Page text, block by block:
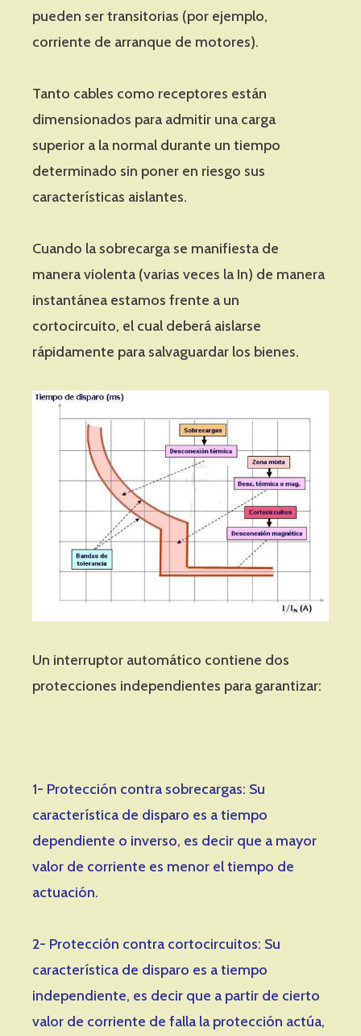
pueden ser transitorias (por ejemplo,
corriente de arranque de motores).
Tanto cables como receptores están
dimensionados para admitir una carga
superior a la normal durante un tiempo
determinado sin poner en riesgo sus
características aislantes.
Cuando la sobrecarga se manifiesta de
manera violenta (varias veces la In) de manera
instantánea estamos frente a un
cortocircuito, el cual deberá aislarse
rápidamente para salvaguardar los bienes.
Un interruptor automático contiene dos
protecciones independientes para garantizar:
1- Protección contra sobrecargas: Su
característica de disparo es a tiempo
dependiente o inverso, es decir que a mayor
valor de corriente es menor el tiempo de
actuación.
2- Protección contra cortocircuitos: Su
característica de disparo es a tiempo
independiente, es decir que a partir de cierto
valor de corriente de falla la protección actúa,